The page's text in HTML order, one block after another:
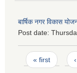
बार्षिक नगर विकास
Post date:
Pages
« first